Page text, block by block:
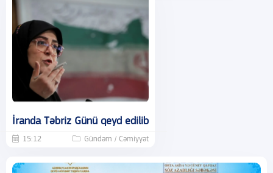
İranda Təbriz Günü qeyd edilib
15:12 Gündəm / Cəmiyyət